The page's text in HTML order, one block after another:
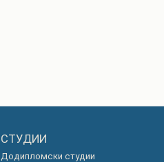
СТУДИИ
Додипломски студии